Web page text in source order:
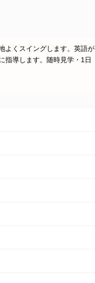
よくスイングします。英語が
指導します。随時見学・1日